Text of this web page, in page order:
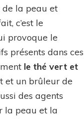
de la peau et
c’est le
provoque le
présents dans ces
le thé vert et
et un brûleur de
des agents
la peau et la